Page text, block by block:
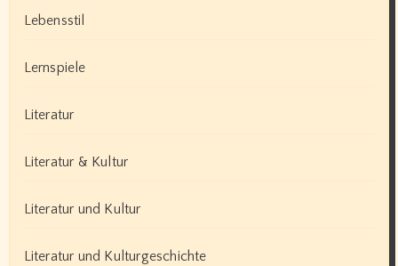
Lebensstil
Lernspiele
Literatur
Literatur & Kultur
Literatur und Kultur
Literatur und Kulturgeschichte